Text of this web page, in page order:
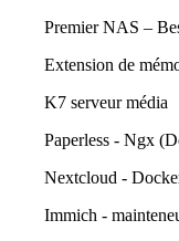
Premier NAS –
Extension de
K7 serveur média
Paperless - Ngx
Nextcloud -
Immich -